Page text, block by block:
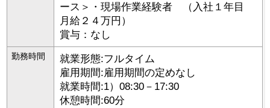
ース＞・現場作業経験者 （入社１年目
月給２４万円）
賞与：なし
勤務時間
就業形態:フルタイム
雇用期間:雇用期間の定めなし
就業時間:1）08:30－17:30
休憩時間:60分